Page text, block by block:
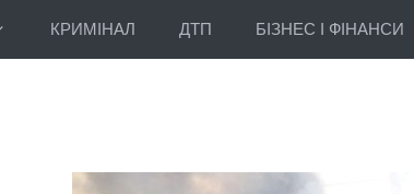
КРИМІНАЛ ДТП БІЗНЕС І ФІНАНСИ